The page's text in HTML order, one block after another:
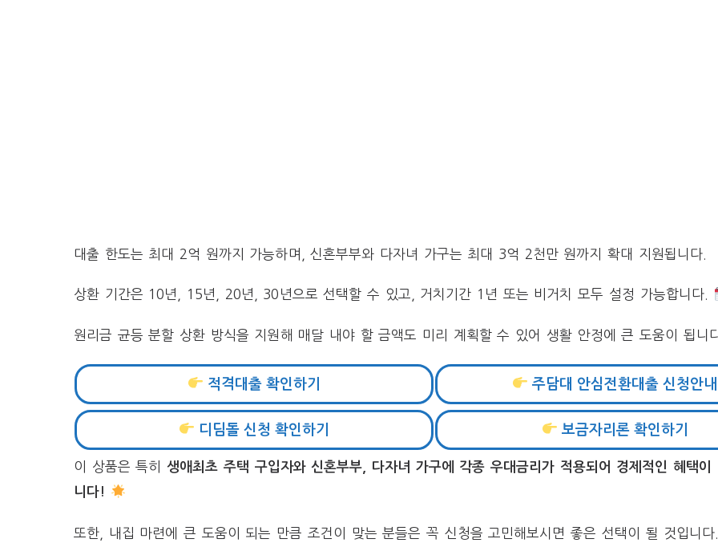
대출 한도는 최대 2억 원까지 가능하며, 신혼부부와 다자녀 가구는 최대 3억 2천만 원까지 확대 지원됩니다.
상환 기간은 10년, 15년, 20년, 30년으로 선택할 수 있고, 거치기간 1년 또는 비거치 모두 설정 가능합니다.
원리금 균등 분할 상환 방식을 지원해 매달 내야 할 금액도 미리 계획할 수 있어 생활 안정에 큰 도움이 됩니
적격대출 확인하기 주담대 안심전환대출 신청안내
디딤돌 신청 확인하기 보금자리론 확인하기
이 상품은 특히생애최초 주택 구입자와 신혼부부, 다자녀 가구에 각종 우대금리가 적용되어 경제적인 혜택이
니다!
또한, 내집 마련에 큰 도움이 되는 만큼 조건이 맞는 분들은 꼭 신청을 고민해보시면 좋은 선택이 될 것입니다